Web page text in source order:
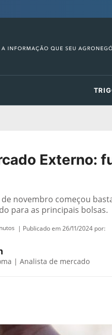
Externo:
novembro começou
para as principais bolsas.
| Publicado em 26/11/2024 por:
| Analista de mercado